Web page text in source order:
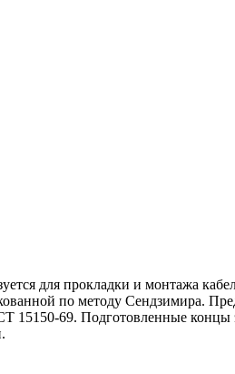
для прокладки и монтажа
по методу Сендзимира.
15150-69. Подготовленные концы